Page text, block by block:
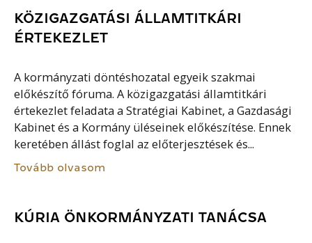
KÖZIGAZGATÁSI ÁLLAMTITKÁRI
ÉRTEKEZLET
A kormányzati döntéshozatal egyeik szakmai
előkészítő fóruma. A közigazgatási államtitkári
értekezlet feladata a Stratégiai Kabinet, a Gazdasági
Kabinet és a Kormány üléseinek előkészítése. Ennek
keretében állást foglal az előterjesztések és...
Tovább olvasom
KÚRIA ÖNKORMÁNYZATI TANÁCSA